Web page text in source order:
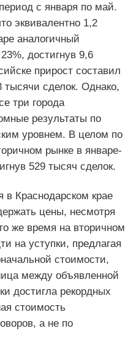
с января по май.
эквивалентно 1,2
аналогичный
достигнув 9,6
прирост составил
тысячи сделок. Однако,
три города
результаты по
уровнем. В целом по
рынке в январе-
529 тысяч сделок.
Краснодарском крае
цены, несмотря
же время на вторичном
на уступки, предлагая
стоимости,
между объявленной
достигла рекордных
стоимость
а не по